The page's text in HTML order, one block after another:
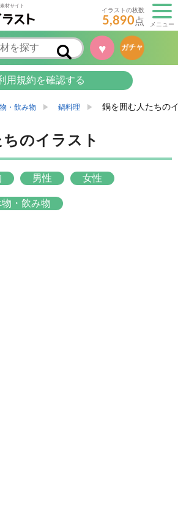
材サイト
イラストの枚数
5,890点 メニュー
♥ ガチャ
用規約を確認する
・飲み物 鍋料理 鍋を囲む人たちの
のイラスト
男性 女性
・飲み物